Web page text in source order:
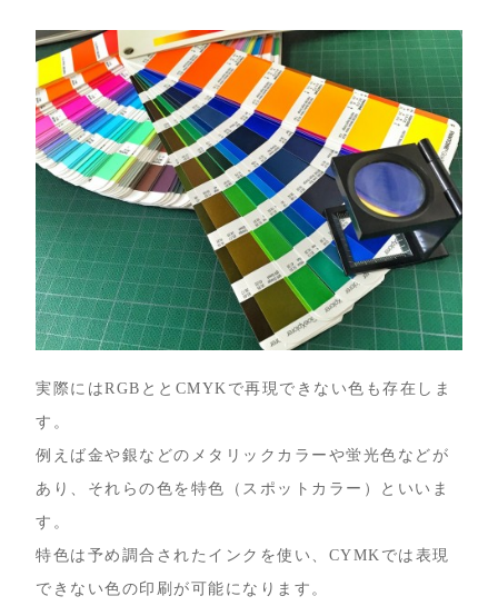
実際にはRGBととCMYKで再現できない色も存在しま
す。
例えば金や銀などのメタリックカラーや蛍光色などが
あり、それらの色を特色（スポットカラー）といいま
す。
特色は予め調合されたインクを使い、CYMKでは表現
できない色の印刷が可能になります。